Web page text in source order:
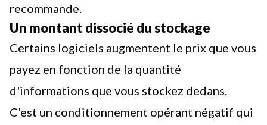
recommande.
Un montant dissocié du stockage
Certains logiciels augmentent le prix que vous
payez en fonction de la quantité
d'informations que vous stockez dedans.
C'est un conditionnement opérant négatif qui